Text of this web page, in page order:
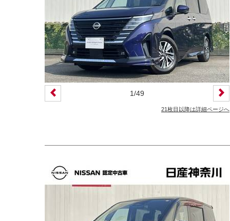
1/49
21枚目以降は詳細ページへ